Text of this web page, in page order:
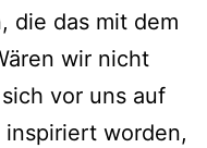
die das mit dem
wir nicht
vor uns auf
worden,